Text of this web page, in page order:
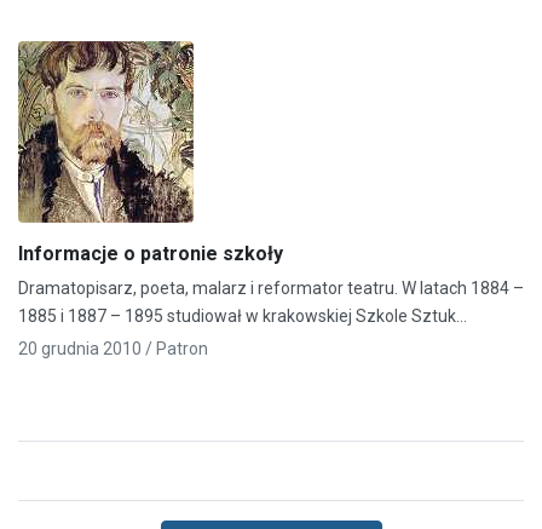
Informacje o patronie szkoły
Dramatopisarz, poeta, malarz i reformator teatru. W latach 1884 –
1885 i 1887 – 1895 studiował w krakowskiej Szkole Sztuk…
20 grudnia 2010 /Patron